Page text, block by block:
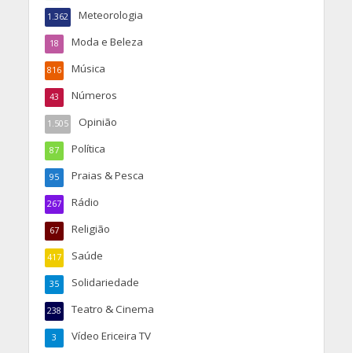
Meteorologia
1.362
Moda e Beleza
18
Música
816
Números
43
Opinião
1.505
Política
87
Praias & Pesca
95
Rádio
267
Religião
67
Saúde
417
Solidariedade
35
Teatro & Cinema
238
Vídeo Ericeira TV
3